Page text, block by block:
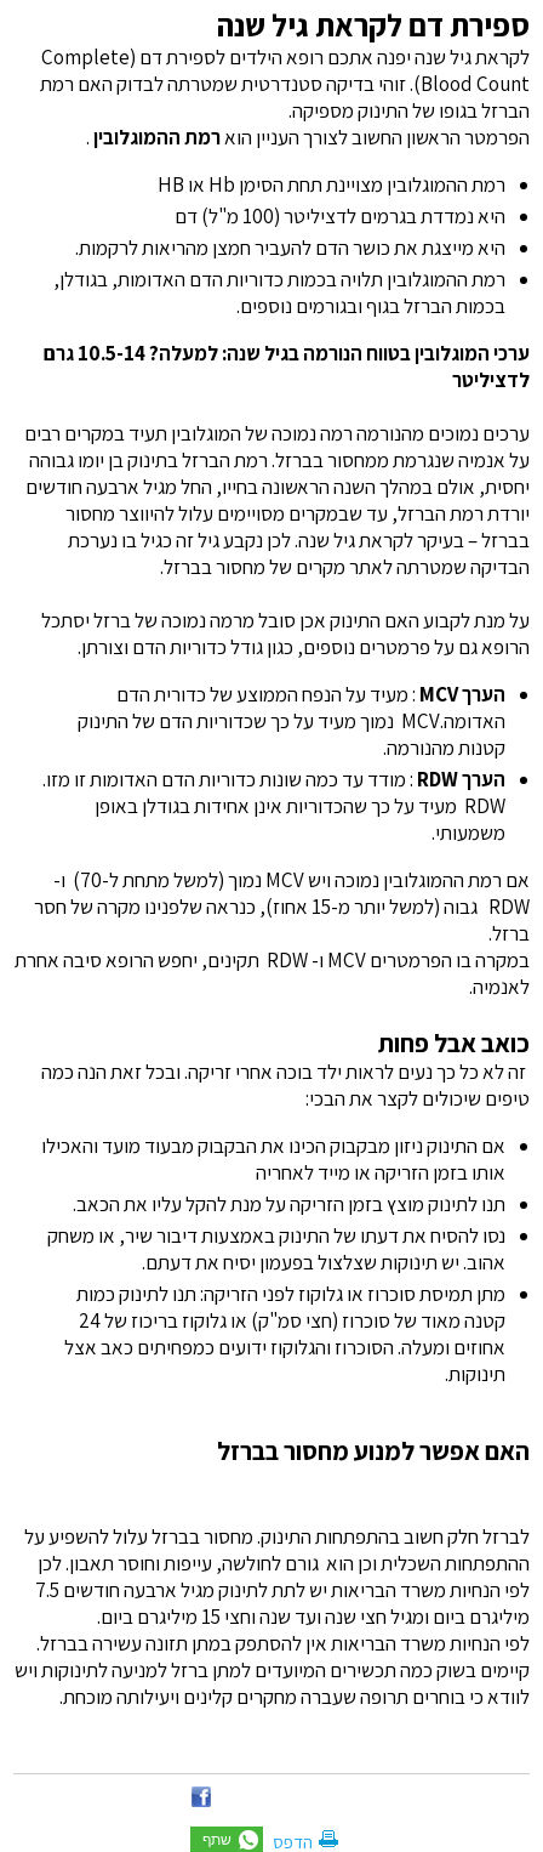
ספירת דם לקראת גיל שנה
לקראת גיל שנה יפנה אתכם רופא הילדים לספירת דם (Complete
Blood Count). זוהי בדיקה סטנדרטית שמטרתה לבדוק האם רמת
הברזל בגופו של התינוק מספיקה.
הפרמטר הראשון החשוב לצורך העניין הוארמת ההמוגלובין.
רמת ההמוגלובין מצויינת תחת הסימן Hb או HB
היא נמדדת בגרמים לדציליטר (100 מ"ל) דם
היא מייצגת את כושר הדם להעביר חמצן מהריאות לרקמות.
רמת ההמוגלובין תלויה בכמות כדוריות הדם האדומות, בגודלן,
בכמות הברזל בגוף ובגורמים נוספים.
ערכי המוגלובין בטווח הנורמה בגיל שנה: למעלה? 10.5-14 גרם
לדציליטר
ערכים נמוכים מהנורמה רמה נמוכה של המוגלובין תעיד במקרים רבים
על אנמיה שנגרמת ממחסור בברזל. רמת הברזל בתינוק בן יומו גבוהה
יחסית, אולם במהלך השנה הראשונה בחייו, החל מגיל ארבעה חודשים
יורדת רמת הברזל, עד שבמקרים מסויימים עלול להיווצר מחסור
בברזל – בעיקר לקראת גיל שנה. לכן נקבע גיל זה כגיל בו נערכת
הבדיקה שמטרתה לאתר מקרים של מחסור בברזל.
על מנת לקבוע האם התינוק אכן סובל מרמה נמוכה של ברזל יסתכל
הרופא גם על פרמטרים נוספים, כגון גודל כדוריות הדם וצורתן.
הערך MCV
: מעיד על הנפח הממוצע של כדורית הדם
האדומה.MCV נמוך מעיד על כך שכדוריות הדם של התינוק
קטנות מהנורמה.
הערך RDW
: מודד עד כמה שונות כדוריות הדם האדומות זו מזו.
RDW מעיד על כך שהכדוריות אינן אחידות בגודלן באופן
משמעותי.
אם רמת ההמוגלובין נמוכה ויש MCV נמוך (למשל מתחת ל-70) ו-
RDW גבוה (למשל יותר מ-15 אחוז), כנראה שלפנינו מקרה של חסר
ברזל.
במקרה בו הפרמטרים MCV ו- RDW תקינים, יחפש הרופא סיבה אחרת
לאנמיה.
כואב אבל פחות
זה לא כל כך נעים לראות ילד בוכה אחרי זריקה. ובכל זאת הנה כמה
טיפים שיכולים לקצר את הבכי:
אם התינוק ניזון מבקבוק הכינו את הבקבוק מבעוד מועד והאכילו
אותו בזמן הזריקה או מייד לאחריה
תנו לתינוק מוצץ בזמן הזריקה על מנת להקל עליו את הכאב.
נסו להסיח את דעתו של התינוק באמצעות דיבור שיר, או משחק
אהוב. יש תינוקות שצלצול בפעמון יסיח את דעתם.
מתן תמיסת סוכרוז או גלוקוז לפני הזריקה: תנו לתינוק כמות
קטנה מאוד של סוכרוז (חצי סמ"ק) או גלוקוז בריכוז של 24
אחוזים ומעלה. הסוכרוז והגלוקוז ידועים כמפחיתים כאב אצל
תינוקות.
האם אפשר למנוע מחסור בברזל
לברזל חלק חשוב בהתפתחות התינוק. מחסור בברזל עלול להשפיע על
ההתפתחות השכלית וכן הוא גורם לחולשה, עייפות וחוסר תאבון. לכן
לפי הנחיות משרד הבריאות יש לתת לתינוק מגיל ארבעה חודשים 7.5
מיליגרם ביום ומגיל חצי שנה ועד שנה וחצי 15 מיליגרם ביום.
לפי הנחיות משרד הבריאות אין להסתפק במתן תזונה עשירה בברזל.
קיימים בשוק כמה תכשירים המיועדים למתן ברזל למניעה לתינוקות ויש
לוודא כי בוחרים תרופה שעברה מחקרים קלינים ויעילותה מוכחת.
הדפס